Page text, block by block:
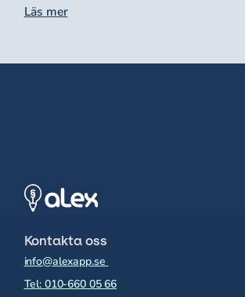
Läs mer
Kontakta oss
info@alexapp.se
Tel: 010-660 05 66